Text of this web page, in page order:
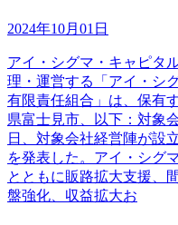
2024年10月01日
アイ・シグマ・キャピタ
理・運営する「アイ・シ
有限責任組合」は、保有
県富士見市、以下：対象
日、対象会社経営陣が設
を発表した。アイ・シグ
とともに販路拡大支援、
盤強化、収益拡大お